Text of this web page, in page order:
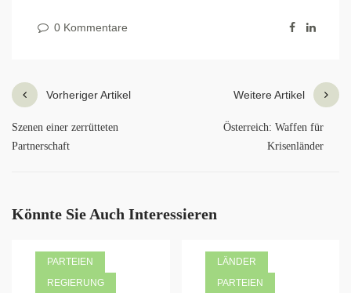
0 Kommentare
Vorheriger Artikel
Szenen einer zerrütteten
Partnerschaft
Weitere Artikel
Österreich: Waffen für
Krisenländer
Könnte Sie Auch Interessieren
PARTEIEN
REGIERUNG
LÄNDER
PARTEIEN